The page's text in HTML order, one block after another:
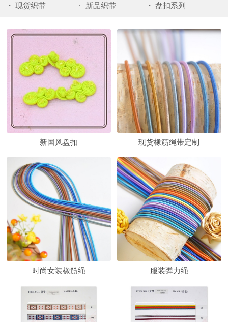
现货织带 新品织带 盘扣系列
新国风盘扣 现货橡筋绳带定制
时尚女装橡筋绳 服装弹力绳